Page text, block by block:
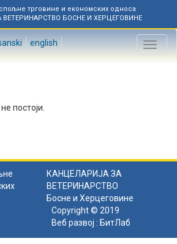
трговине и економских односа
ВЕТЕРИНАРСТВО БОСНЕ И ХЕРЦЕГОВИНЕ
english
Toggle
постоји.
КАНЦЕЛАРИЈА ЗА
ВЕТЕРИНАРСТВО
Босне и Херцеговине
Copyright © 2019
Веб развој : БитЛаб